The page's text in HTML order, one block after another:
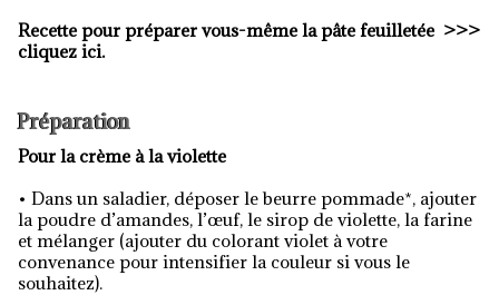
Recette pour préparer vous-même la pâte feuilletée >>>
cliquez ici.
Préparation
Pour la crème à la violette
• Dans un saladier, déposer le beurre pommade*, ajouter
la poudre d’amandes, l’œuf, le sirop de violette, la farine
et mélanger (ajouter du colorant violet à votre
convenance pour intensifier la couleur si vous le
souhaitez).